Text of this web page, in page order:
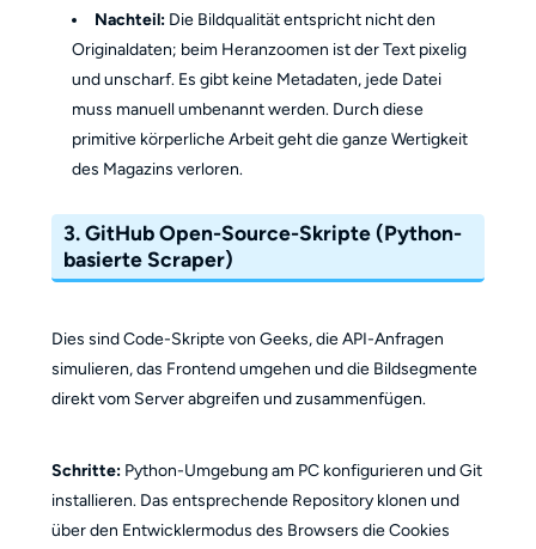
Nachteil: Die Bildqualität entspricht nicht den
Originaldaten; beim Heranzoomen ist der Text pixelig
und unscharf. Es gibt keine Metadaten, jede Datei
muss manuell umbenannt werden. Durch diese
primitive körperliche Arbeit geht die ganze Wertigkeit
des Magazins verloren.
3. GitHub Open-Source-Skripte (Python-
basierte Scraper)
Dies sind Code-Skripte von Geeks, die API-Anfragen
simulieren, das Frontend umgehen und die Bildsegmente
direkt vom Server abgreifen und zusammenfügen.
Schritte: Python-Umgebung am PC konfigurieren und Git
installieren. Das entsprechende Repository klonen und
über den Entwicklermodus des Browsers die Cookies